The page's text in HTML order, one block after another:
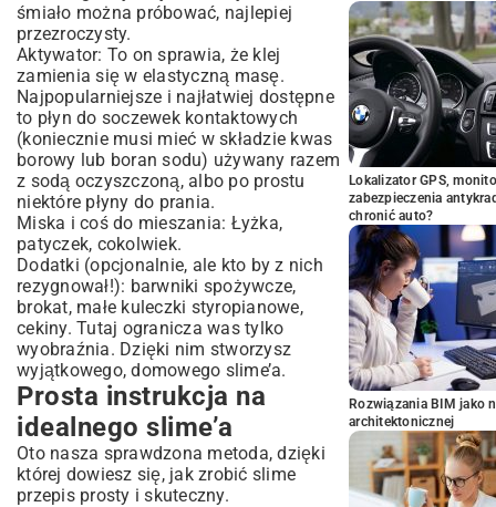
śmiało można próbować, najlepiej
przezroczysty.
Aktywator: To on sprawia, że klej
zamienia się w elastyczną masę.
Najpopularniejsze i najłatwiej dostępne
to płyn do soczewek kontaktowych
(koniecznie musi mieć w składzie kwas
borowy lub boran sodu) używany razem
z sodą oczyszczoną, albo po prostu
niektóre płyny do prania.
Miska i coś do mieszania: Łyżka,
patyczek, cokolwiek.
Dodatki (opcjonalnie, ale kto by z nich
rezygnował!): barwniki spożywcze,
brokat, małe kuleczki styropianowe,
cekiny. Tutaj ogranicza was tylko
wyobraźnia. Dzięki nim stworzysz
wyjątkowego, domowego slime’a.
Prosta instrukcja na
idealnego slime’a
Oto nasza sprawdzona metoda, dzięki
której dowiesz się, jak zrobić slime
przepis prosty i skuteczny.
Lokalizator GPS,
zabezpieczenia
chronić auto?
Rozwiązania BIM jako
architektonicznej